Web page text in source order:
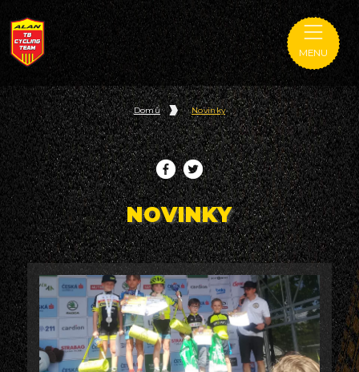
MENU
Domů Novinky
NOVINKY